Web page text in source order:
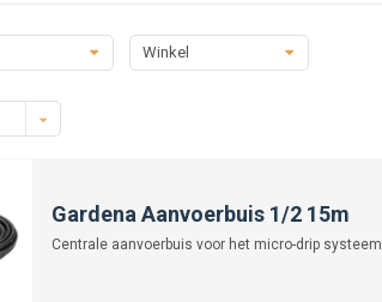
Winkel
Gardena Aanvoerbuis 1/2 15m
Centrale aanvoerbuis voor het micro-drip systeem